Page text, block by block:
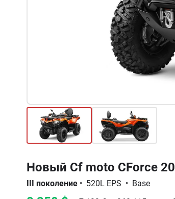
Новый Cf moto CForce
III поколение • 520L EPS • Base